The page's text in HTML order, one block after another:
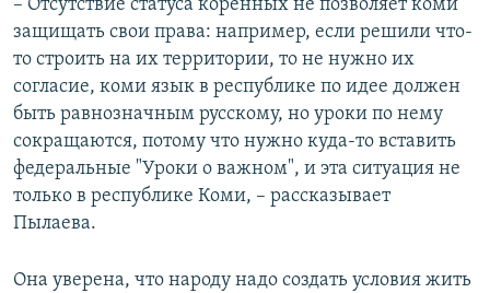
– Отсутствие статуса коренных не позволяет коми
защищать свои права: например, если решили что-
то строить на их территории, то не нужно их
согласие, коми язык в республике по идее должен
быть равнозначным русскому, но уроки по нему
сокращаются, потому что нужно куда-то вставить
федеральные "Уроки о важном", и эта ситуация не
только в республике Коми, – рассказывает
Пылаева.
Она уверена, что народу надо создать условия жить